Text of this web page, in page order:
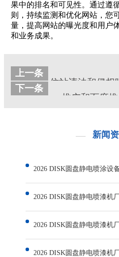
果中的排名和可见性。通过遵
则，持续监测和优化网站，您
量，提高网站的曝光度和用户
和业务成果。
上一条
仿站违法和侵权
下一条
seo推广和百度
新闻